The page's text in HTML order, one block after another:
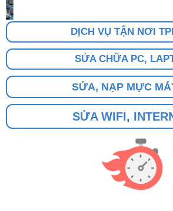
DỊCH VỤ TẬN NƠI
SỬA CHỮA PC,
SỬA, NẠP MỰC
SỬA WIFI,